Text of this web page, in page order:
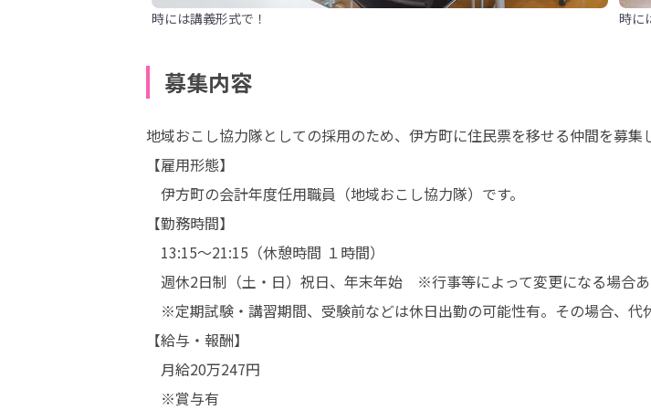
時には講義形式で！ 時に
募集内容
地域おこし協力隊としての採用のため、伊方町に住民票を移せる仲間を募集
【雇用形態】
伊方町の会計年度任用職員（地域おこし協力隊）です。
【勤務時間】
13:15～21:15（休憩時間 １時間）
週休2日制（土・日）祝日、年末年始　※行事等によって変更になる場合あ
※定期試験・講習期間、受験前などは休日出勤の可能性有。その場合、代
【給与・報酬】
月給20万247円
※賞与有